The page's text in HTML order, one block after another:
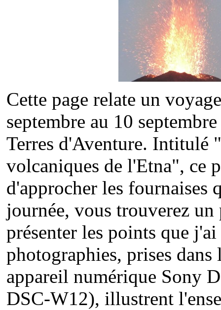
Cette page relate un
septembre au 10
Terres d'Aventure. Intitulé
volcaniques de l'Etna", ce
d'approcher les fournaises
journée, vous trouverez
présenter les points que
photographies, prises
appareil numérique Sony
DSC-W12), illustrent